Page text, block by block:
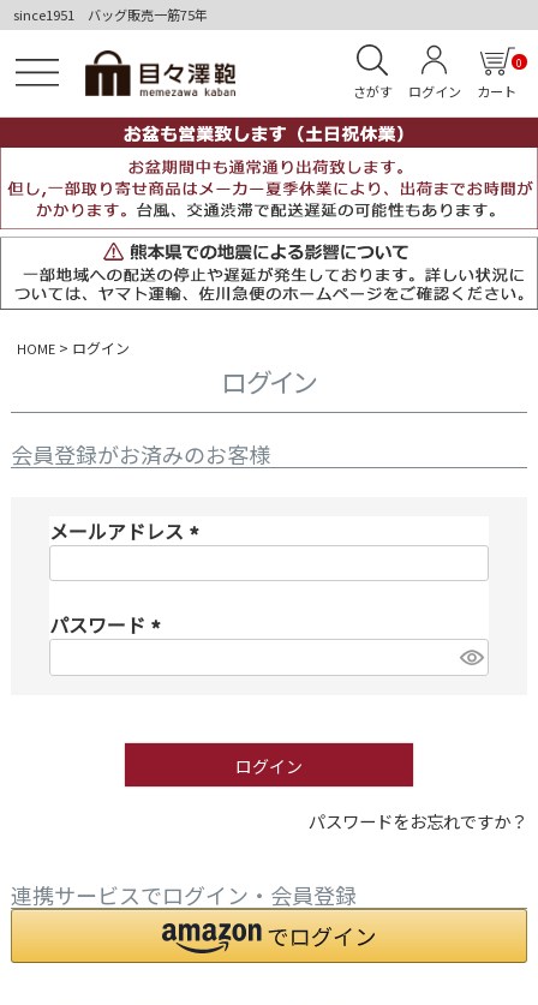
since1951 バッグ販売一筋75年
さがす ログイン カート
0
HOME ログイン
ログイン
会員登録がお済みのお客様
メールアドレス
パスワード
)
ログイン
パスワードをお忘れですか？
連携サービスでログイン・会員登録